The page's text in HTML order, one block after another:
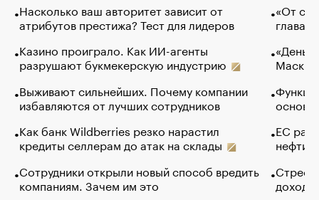
Насколько ваш авторитет зависит от
атрибутов престижа? Тест для лидеров
Казино проиграло. Как ИИ-агенты
разрушают букмекерскую индустрию
Выживают сильнейших. Почему компании
избавляются от лучших сотрудников
Как банк Wildberries резко нарастил
кредиты селлерам до атак на склады
Сотрудники открыли новый способ вредить
компаниям. Зачем им это
«От
глава
Маск в
основ
ЕС
нефти